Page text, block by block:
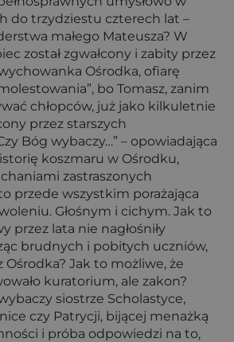
do trzydziestu czterech lat –
małego Mateusza? W
został zgwałcony i zabity przez
Ośrodka, ofiarę
bo Tomasz, zanim
chłopców, już jako kilkuletnie
przez starszych
Bóg wybaczy…” – opowiadająca
koszmaru w Ośrodku,
zastraszonych
przede wszystkim porażająca
Głośnym i cichym. Jak to
przez lata nie nagłośniły
brudnych i pobitych uczniów,
Ośrodka? Jak to możliwe, że
kuratorium, ale zakon?
siostrze Scholastyce,
czy Patrycji, bijącej menażką
i próba odpowiedzi na to,